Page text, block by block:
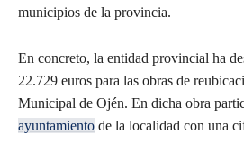
municipios de la provincia.
En concreto, la entidad provincial ha
22.729 euros para las obras de
Municipal de Ojén. En dicha obra
ayuntamiento de la localidad con una